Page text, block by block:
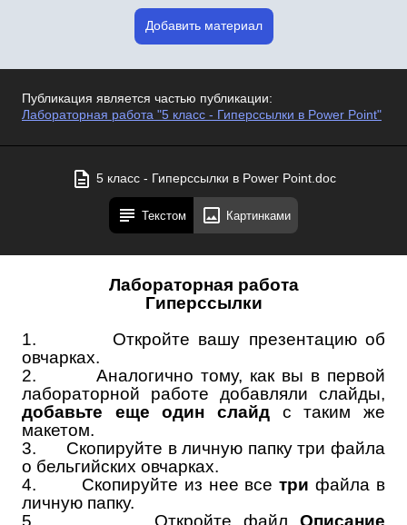
Добавить материал
Публикация является частью публикации:
Лабораторная работа "5 класс - Гиперссылки в Power Point"
5 класс - Гиперссылки в Power Point.doc
Текстом Картинками
Лабораторная работа
Гиперссылки
1.
Откройте вашу презентацию об
овчарках.
2.
Аналогично тому, как вы в первой
лабораторной работе добавляли слайды,
добавьте еще один слайд с таким же
макетом.
3.
Скопируйте в личную папку три файла
о бельгийских овчарках.
4.
Скопируйте из нее всетри файла в
личную папку.
5.
Откройте файл Описание